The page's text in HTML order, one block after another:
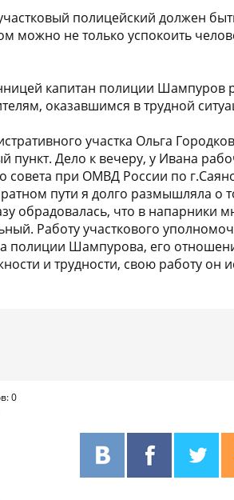
полицейский должен
можно не только успокоить
капитан полиции Шампуров
оказавшимся в трудной
участка Ольга
пункт. Дело к вечеру, у Ивана
совета при ОМВД России по
пути я долго размышляла
обрадовалась, что в напарники
Работу участкового
полиции Шампурова, его
и трудности, свою работу он
0